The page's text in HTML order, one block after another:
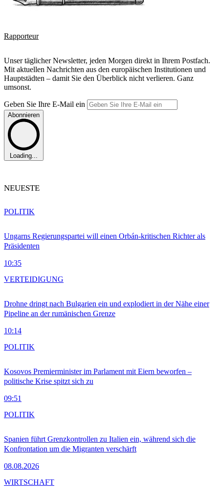
Rapporteur
Unser täglicher Newsletter, jeden Morgen direkt in Ihrem Postfach.
Mit aktuellen Nachrichten aus den europäischen Institutionen und
Hauptstädten – damit Sie den Überblick nicht verlieren. Ganz
umsonst.
Geben Sie Ihre E-Mail ein
Abonnieren
Loading...
NEUESTE
Ungarns Regierungspartei will einen Orbán-kritischen Richter als
Präsidenten
10:35
POLITIK
Drohne dringt nach Bulgarien ein und explodiert in der Nähe einer
Pipeline an der rumänischen Grenze
10:14
VERTEIDIGUNG
Kosovos Premierminister im Parlament mit Eiern beworfen –
politische Krise spitzt sich zu
09:51
POLITIK
Spanien führt Grenzkontrollen zu Italien ein, während sich die
Konfrontation um die Migranten verschärft
08.08.2026
POLITIK
WIRTSCHAFT